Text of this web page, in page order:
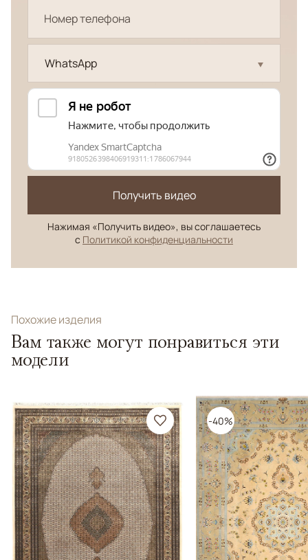
WhatsApp
Получить видео
Нажимая «Получить видео», вы соглашаетесь
с Политикой конфиденциальности
Похожие изделия
Вам также могут понравиться эти
модели
-40%